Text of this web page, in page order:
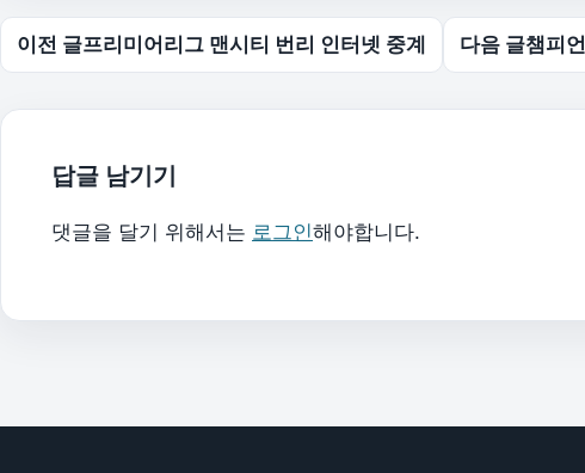
글 탐색
이전 글프리미어리그 맨시티 번리 인터넷 중계 다음 글챔피
답글 남기기
댓글을 달기 위해서는 로그인해야합니다.